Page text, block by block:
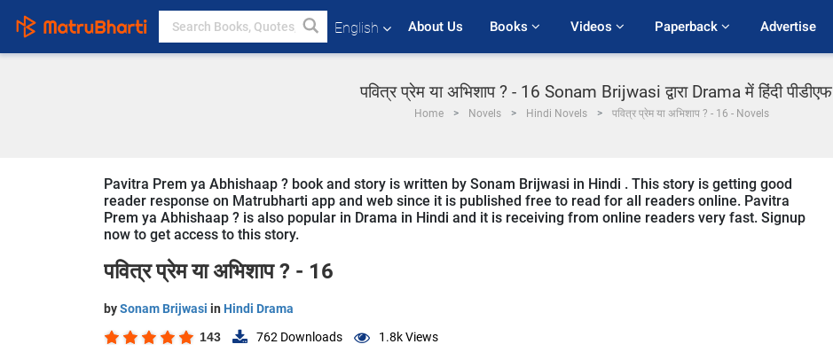
English About Us Books Videos Paperback Advertise
पवित्र प्रेम या अभिशाप ? - 16 Sonam Brijwasi द्वारा Drama में हिंदी पीडीएफ
Home Novels Hindi Novels पवित्र प्रेम या अभिशाप ? - 16 - Novels
Pavitra Prem ya Abhishaap ? book and story is written by Sonam Brijwasi in Hindi . This story is getting good
reader response on Matrubharti app and web since it is published free to read for all readers online. Pavitra
Prem ya Abhishaap ? is also popular in Drama in Hindi and it is receiving from online readers very fast. Signup
now to get access to this story.
पवित्र प्रेम या अभिशाप ? - 16
bySonam Brijwasi in Hindi Drama
143 762 Downloads 1.8kViews